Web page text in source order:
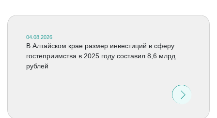
04.08.2026
В Алтайском крае размер инвестиций в сферу
гостеприимства в 2025 году составил 8,6 млрд
рублей